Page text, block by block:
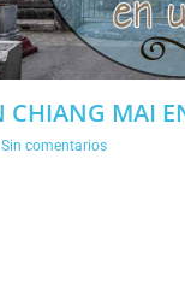
CHIANG MAI
Sin comentarios